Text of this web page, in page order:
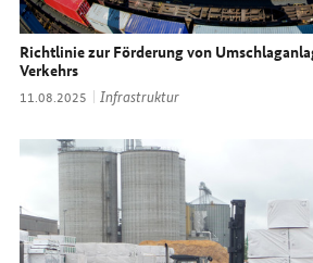
Richtlinie zur Förderung von
Verkehrs
Datum:
11.08.2025 Thema:
Infrastruktur